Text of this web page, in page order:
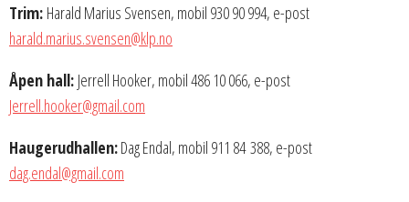
Trim: Harald Marius Svensen, mobil 930 90 994, e-post
harald.marius.svensen@klp.no
Åpen hall: Jerrell Hooker, mobil 486 10 066, e-post
Jerrell.hooker@gmail.com
Haugerudhallen:Dag Endal, mobil 911 84 388, e-post
dag.endal@gmail.com